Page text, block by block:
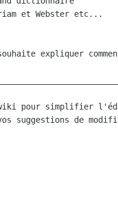
wiki pour simplifier
suggestions de